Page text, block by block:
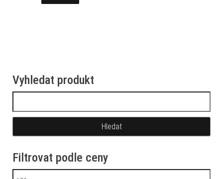
Vyhledat produkt
Filtrovat podle ceny
Minimální cena